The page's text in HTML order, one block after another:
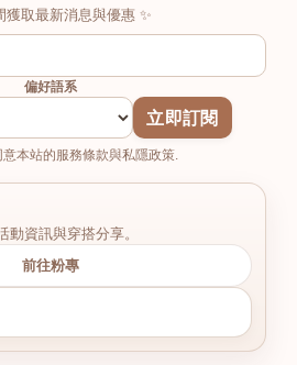
獲取最新消息與優惠 ✨
偏好語系
立即訂閱
本站的服務條款與私隱政策.
動資訊與穿搭分享。
前往粉專